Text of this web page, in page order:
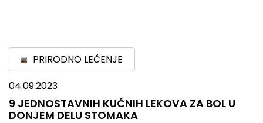
PRIRODNO LEČENJE
04.09.2023
9 JEDNOSTAVNIH KUĆNIH LEKOVA ZA BOL U
DONJEM DELU STOMAKA